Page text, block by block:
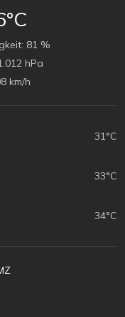
81 %
hPa
km/h
31°C
33°C
34°C